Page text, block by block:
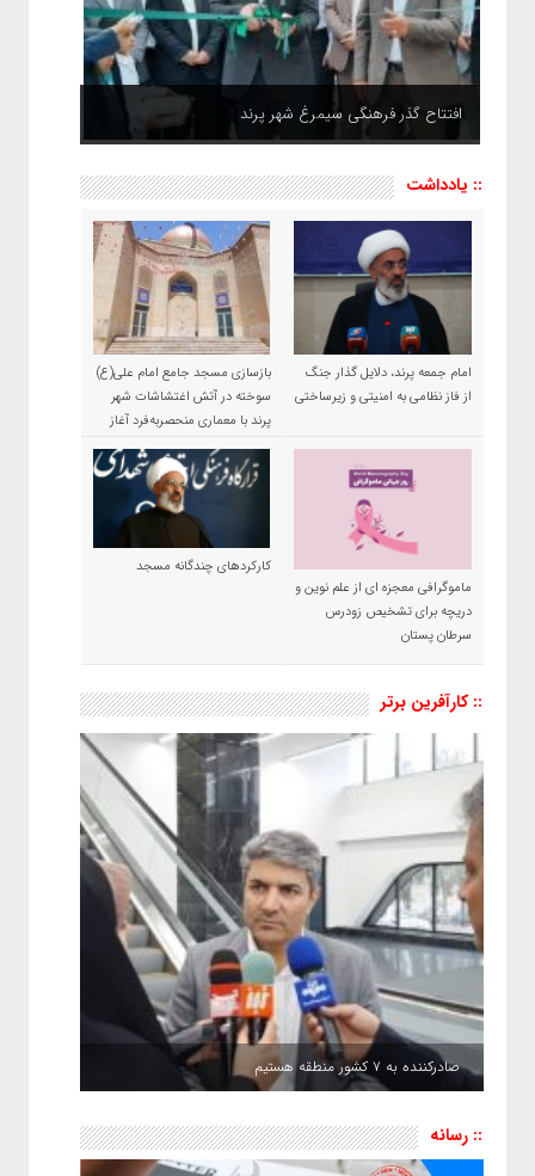
افتتاح گذر فرهنگی سیمرغ شهر پرند
:: یادداشت
امام جمعه پرند، دلایل گذار جنگ
از فاز نظامی به امنیتی و زیرساختی
بازسازی مسجد جامع امام علی(ع)
سوخته در آتش اغتشاشات شهر
پرند با معماری منحصربه‌فرد آغاز
شد
ماموگرافی معجزه ای از علم نوین و
دریچه برای تشخیص زودرس
سرطان پستان
کارکردهای چندگانه مسجد
:: کارآفرین برتر
صادرکننده به ۷ کشور منطقه هستیم
:: رسانه